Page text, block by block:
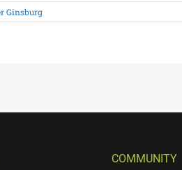
Ginsburg
COMMUNITY